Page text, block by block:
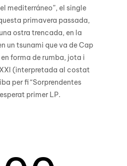
mediterráneo”, el single
primavera passada,
ostra trencada, en la
un tsunami que va de Cap
en forma de rumba, jota i
(interpretada al costat
per fi “Sorprendentes
primer LP.